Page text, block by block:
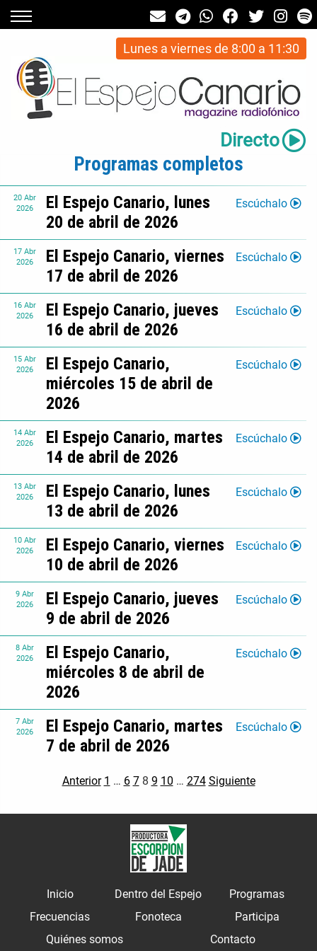
Lunes a viernes de 8:00 a 11:30
Directo
Programas completos
20 Abr
2026
El Espejo Canario, lunes
20 de abril de 2026
Escúchalo
17 Abr
2026
El Espejo Canario, viernes
17 de abril de 2026
Escúchalo
16 Abr
2026
El Espejo Canario, jueves
16 de abril de 2026
Escúchalo
15 Abr
2026
El Espejo Canario,
miércoles 15 de abril de
2026
Escúchalo
14 Abr
2026
El Espejo Canario, martes
14 de abril de 2026
Escúchalo
13 Abr
2026
El Espejo Canario, lunes
13 de abril de 2026
Escúchalo
10 Abr
2026
El Espejo Canario, viernes
10 de abril de 2026
Escúchalo
9 Abr
2026
El Espejo Canario, jueves
9 de abril de 2026
Escúchalo
8 Abr
2026
El Espejo Canario,
miércoles 8 de abril de
2026
Escúchalo
7 Abr
2026
El Espejo Canario, martes
7 de abril de 2026
Escúchalo
Anterior 1 … 6 7 8 9 10 … 274 Siguiente
Inicio Dentro del Espejo
Programas
Frecuencias
Fonoteca
Participa
Quiénes somos
Contacto